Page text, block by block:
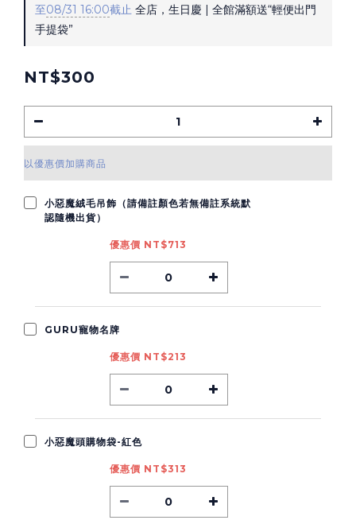
至08/31 16:00截止 全店，生日慶 | 全館滿額送“輕便出門
手提袋”
NT$300
以優惠價加購商品
小惡魔絨毛吊飾（請備註顏色若無備註系統默
認隨機出貨）
優惠價 NT$713
GURU寵物名牌
優惠價 NT$213
小惡魔頭購物袋-紅色
優惠價 NT$313